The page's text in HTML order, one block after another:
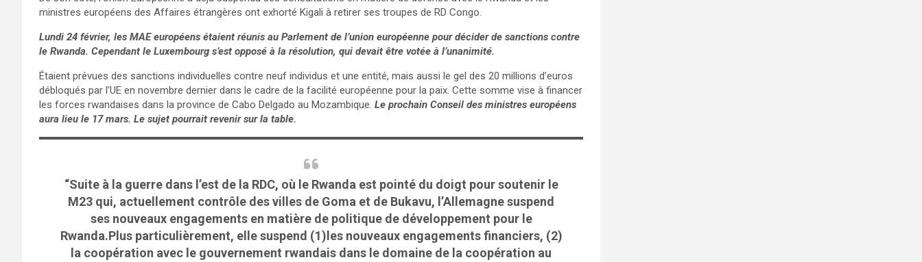
ministres européens des Affaires étrangères ont exhorté Kigali à retirer ses troupes de RD Congo.
Lundi 24 février, les MAE européens étaient réunis au Parlement de l’union européenne pour décider de sanctions contre
le Rwanda. Cependant le Luxembourg s’est opposé à la résolution, qui devait être votée à l’unanimité.
Étaient prévues des sanctions individuelles contre neuf individus et une entité, mais aussi le gel des 20 millions d’euros
débloqués par l’UE en novembre dernier dans le cadre de la facilité européenne pour la paix. Cette somme vise à financer
les forces rwandaises dans la province de Cabo Delgado au Mozambique. Le prochain Conseil des ministres européens
aura lieu le 17 mars. Le sujet pourrait revenir sur la table.
“Suite à la guerre dans l’est de la RDC, où le Rwanda est pointé du doigt pour soutenir le
M23 qui, actuellement contrôle des villes de Goma et de Bukavu, l’Allemagne suspend
ses nouveaux engagements en matière de politique de développement pour le
Rwanda.Plus particulièrement, elle suspend (1)les nouveaux engagements financiers, (2)
la coopération avec le gouvernement rwandais dans le domaine de la coopération au